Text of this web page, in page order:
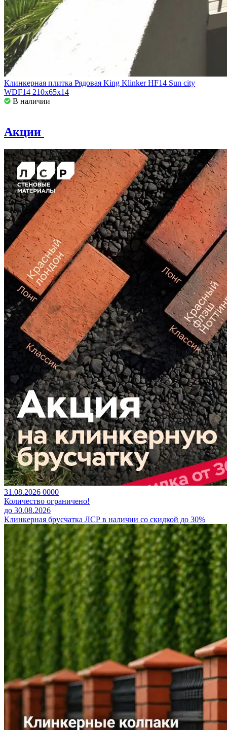
Клинкерная плитка Рядовая King Klinker HF14 Sun city
WDF14 210x65x14
В наличии
Акции
31.08.2026 0000
Количество ограничено!
до 30.08.2026
Клинкерная брусчатка ЛСР в наличии со скидкой до 30%